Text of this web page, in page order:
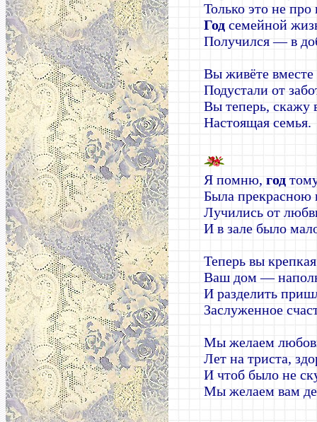
Только это не про
Год семейной
Получился — в
Вы живёте вместе
Подустали от
Вы теперь, скажу
Настоящая семья.
Я помню, год
Была прекрасною
Лучились от
И в зале было
Теперь вы
Ваш дом —
И разделить
Заслуженное
Мы желаем
Лет на триста,
И чтоб было не
Мы желаем вам